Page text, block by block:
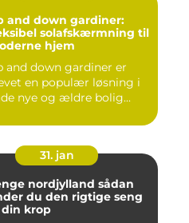
and down gardiner:
solafskærmning til
hjem
and down gardiner er
en populær løsning i
nye og ældre bolig...
31. jan
nordjylland sådan
du den rigtige seng
krop